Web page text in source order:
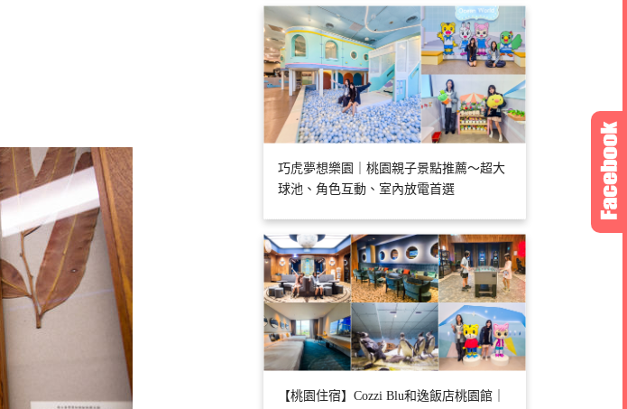
巧虎夢想樂園｜桃園親子景點推薦～超大
球池、角色互動、室內放電首選
【桃園住宿】Cozzi Blu和逸飯店桃園館｜